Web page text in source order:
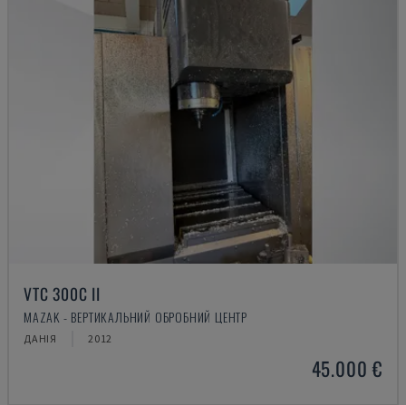
VTC 300C II
MAZAK - ВЕРТИКАЛЬНИЙ ОБРОБНИЙ ЦЕНТР
ДАНІЯ 2012
45.000 €